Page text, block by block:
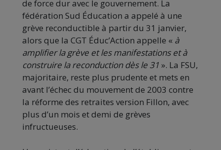
de force dur avec le gouvernement. La
fédération Sud Éducation a appelé à une
grève reconductible à partir du 31 janvier,
alors que la CGT Éduc’Action appelle « à
amplifier la grève et les manifestations et à
construire la reconduction dès le 31 ». La FSU,
majoritaire, reste plus prudente et mets en
avant l’échec du mouvement de 2003 contre
la réforme des retraites version Fillon, avec
plus d’un mois et demi de grèves
infructueuses.